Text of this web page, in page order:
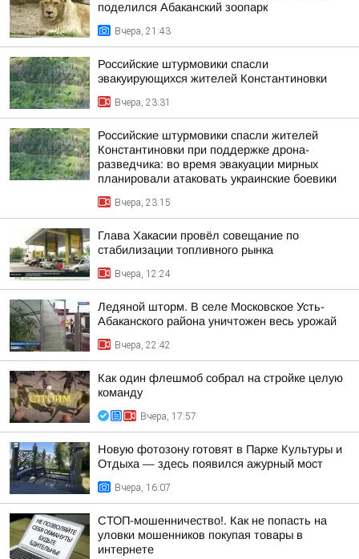
поделился Абаканский зоопарк
Вчера, 21:43
Российские штурмовики спасли
эвакуирующихся жителей Константиновки
Вчера, 23:31
Российские штурмовики спасли жителей
Константиновки при поддержке дрона-
разведчика: во время эвакуации мирных
планировали атаковать украинские боевики
Вчера, 23:15
Глава Хакасии провёл совещание по
стабилизации топливного рынка
Вчера, 12:24
Ледяной шторм. В селе Московское Усть-
Абаканского района уничтожен весь урожай
Вчера, 22:42
Как один флешмоб собрал на стройке целую
команду
Вчера, 17:57
Новую фотозону готовят в Парке Культуры и
Отдыха — здесь появился ажурный мост
Вчера, 16:07
СТОП-мошенничество!. Как не попасть на
уловки мошенников покупая товары в
интернете